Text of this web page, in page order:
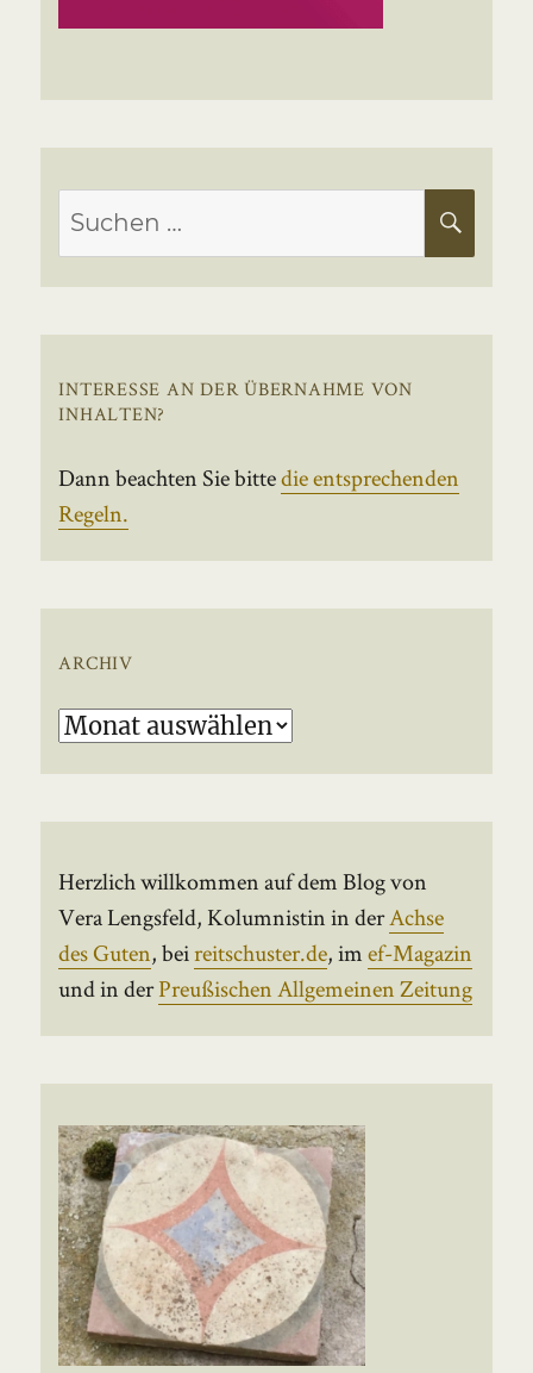
Suchen
nach:
INTERESSE AN DER ÜBERNAHME VON
INHALTEN?
Dann beachten Sie bittedie entsprechenden
Regeln.
ARCHIV
Archiv
Herzlich willkommen auf dem Blog von
Vera Lengsfeld, Kolumnistin in derAchse
des Guten, beireitschuster.de, imef-Magazin
und in derPreußischen Allgemeinen Zeitung